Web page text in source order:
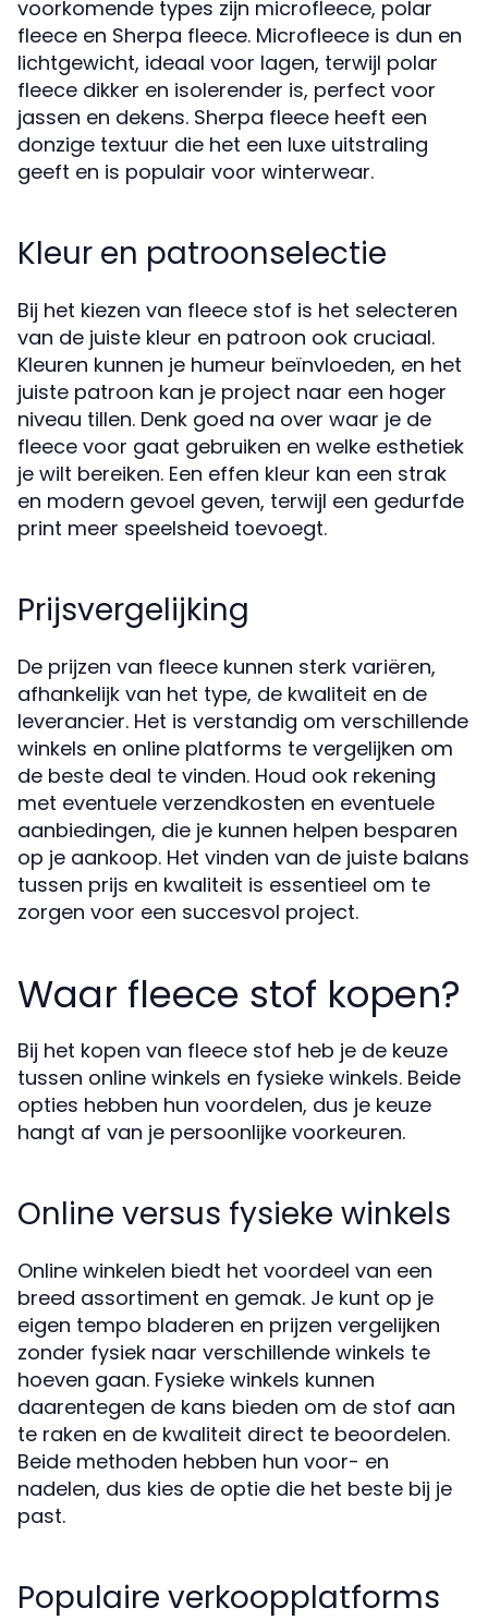
voorkomende types zijn microfleece, polar
fleece en Sherpa fleece. Microfleece is dun en
lichtgewicht, ideaal voor lagen, terwijl polar
fleece dikker en isolerender is, perfect voor
jassen en dekens. Sherpa fleece heeft een
donzige textuur die het een luxe uitstraling
geeft en is populair voor winterwear.
Kleur en patroonselectie
Bij het kiezen van fleece stof is het selecteren
van de juiste kleur en patroon ook cruciaal.
Kleuren kunnen je humeur beïnvloeden, en het
juiste patroon kan je project naar een hoger
niveau tillen. Denk goed na over waar je de
fleece voor gaat gebruiken en welke esthetiek
je wilt bereiken. Een effen kleur kan een strak
en modern gevoel geven, terwijl een gedurfde
print meer speelsheid toevoegt.
Prijsvergelijking
De prijzen van fleece kunnen sterk variëren,
afhankelijk van het type, de kwaliteit en de
leverancier. Het is verstandig om verschillende
winkels en online platforms te vergelijken om
de beste deal te vinden. Houd ook rekening
met eventuele verzendkosten en eventuele
aanbiedingen, die je kunnen helpen besparen
op je aankoop. Het vinden van de juiste balans
tussen prijs en kwaliteit is essentieel om te
zorgen voor een succesvol project.
Waar fleece stof kopen?
Bij het kopen van fleece stof heb je de keuze
tussen online winkels en fysieke winkels. Beide
opties hebben hun voordelen, dus je keuze
hangt af van je persoonlijke voorkeuren.
Online versus fysieke winkels
Online winkelen biedt het voordeel van een
breed assortiment en gemak. Je kunt op je
eigen tempo bladeren en prijzen vergelijken
zonder fysiek naar verschillende winkels te
hoeven gaan. Fysieke winkels kunnen
daarentegen de kans bieden om de stof aan
te raken en de kwaliteit direct te beoordelen.
Beide methoden hebben hun voor- en
nadelen, dus kies de optie die het beste bij je
past.
Populaire verkoopplatforms